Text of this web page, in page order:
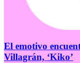
El emotivo
Villagrán, ‘Kiko’